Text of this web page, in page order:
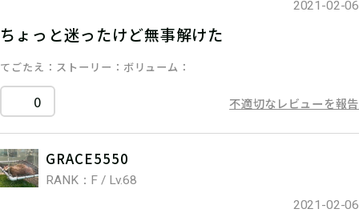
2021-02-06
ちょっと迷ったけど無事解けた
てごたえ ストーリー ボリューム
0 不適切なレビューを報告
GRACE5550
RANK：F / Lv.68
2021-02-06